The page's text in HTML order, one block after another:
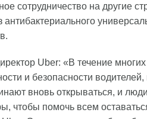
сотрудничество на другие
Uber: «В течение
и безопасности
вновь открываться, и
чтобы помочь всем